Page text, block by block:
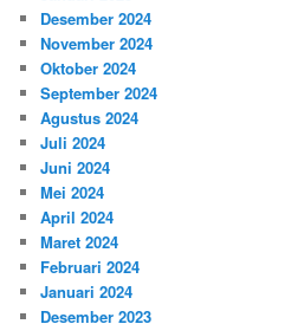
Desember 2024
November 2024
Oktober 2024
September 2024
Agustus 2024
Juli 2024
Juni 2024
Mei 2024
April 2024
Maret 2024
Februari 2024
Januari 2024
Desember 2023